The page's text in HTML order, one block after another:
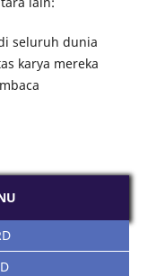
seluruh dunia
karya mereka